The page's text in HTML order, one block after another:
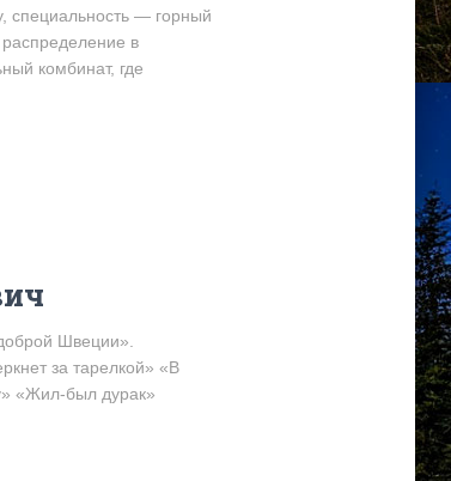
специальность — горный
в
комбинат, где
Швеции».
за тарелкой» «В
«Жил-был дурак»